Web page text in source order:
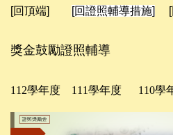
[回頂端] [回證照輔導措施]
獎金鼓勵證照輔導
112學年度 111學年度 110學